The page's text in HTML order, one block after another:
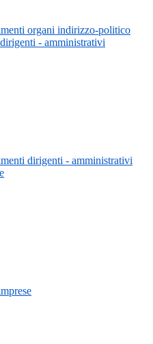
organi indirizzo-politico
- amministrativi
dirigenti - amministrativi